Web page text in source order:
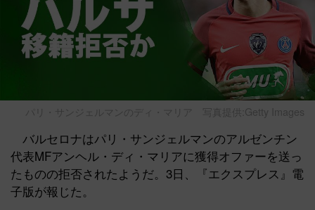
パリ・サンジェルマンのディ・マリア 写真提供:Getty Images
バルセロナはパリ・サンジェルマンのアルゼンチン
代表MFアンヘル・ディ・マリアに獲得オファーを送っ
たものの拒否されたようだ。3日、『エクスプレス』電
子版が報じた。